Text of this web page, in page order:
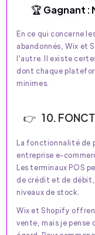
🏆 Gagnant :
En ce qui concerne
abandonnés, Wix et
l'autre. Il existe
dont chaque
minimes.
10.
La fonctionnalité de
entreprise e-
Les terminaux POS
de crédit et de
niveaux de stock.
Wix et Shopify
vente, mais je pense